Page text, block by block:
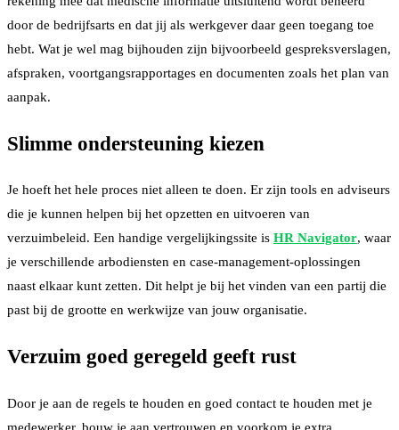
door de bedrijfsarts en dat jij als werkgever daar geen toegang toe
hebt. Wat je wel mag bijhouden zijn bijvoorbeeld gespreksverslagen,
afspraken, voortgangsrapportages en documenten zoals het plan van
aanpak.
Slimme ondersteuning kiezen
Je hoeft het hele proces niet alleen te doen. Er zijn tools en adviseurs
die je kunnen helpen bij het opzetten en uitvoeren van
verzuimbeleid. Een handige vergelijkingssite is HR Navigator, waar
je verschillende arbodiensten en case-management-oplossingen
naast elkaar kunt zetten. Dit helpt je bij het vinden van een partij die
past bij de grootte en werkwijze van jouw organisatie.
Verzuim goed geregeld geeft rust
Door je aan de regels te houden en goed contact te houden met je
medewerker, bouw je aan vertrouwen en voorkom je extra